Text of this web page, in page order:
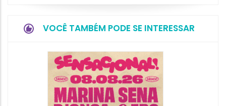
VOCÊ TAMBÉM PODE SE INTERESSAR